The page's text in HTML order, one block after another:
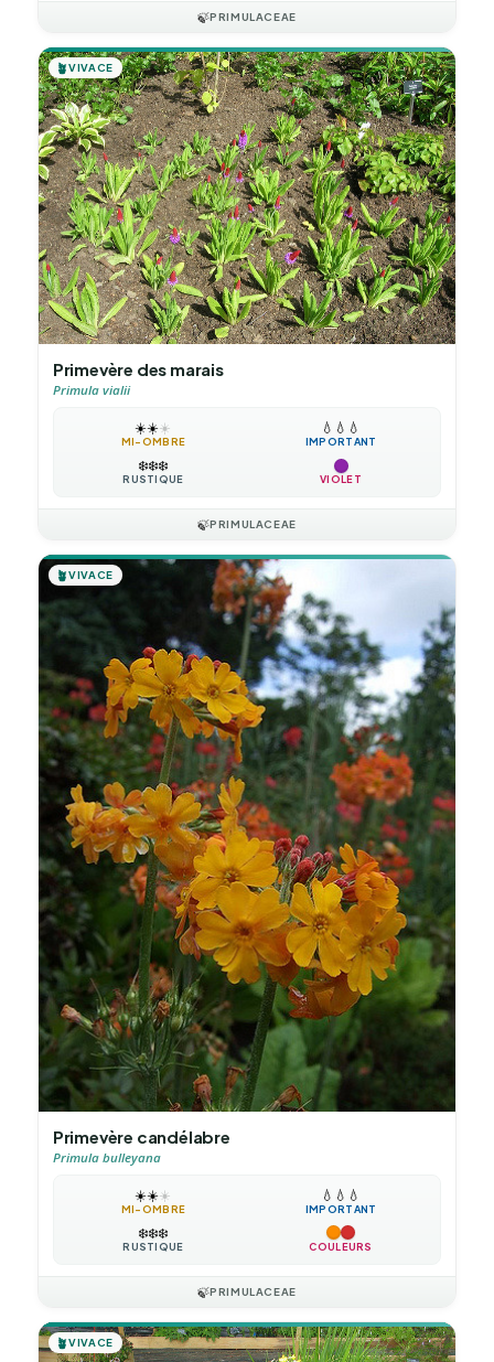
🍃PRIMULACEAE
🪴VIVACE
Primevère des marais
Primula vialii
☀️☀️☀️
MI-OMBRE
💧 💧 💧
IMPORTANT
❄️❄️❄️
RUSTIQUE VIOLET
🍃PRIMULACEAE
🪴VIVACE
Primevère candélabre
Primula bulleyana
☀️☀️☀️
MI-OMBRE
💧 💧 💧
IMPORTANT
❄️❄️❄️
RUSTIQUE COULEURS
🍃PRIMULACEAE
🪴VIVACE